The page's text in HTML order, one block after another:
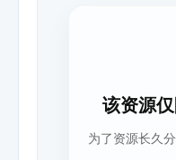
该资源
为了资源长久